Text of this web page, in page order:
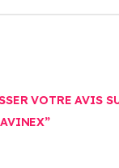
VOTRE AVIS